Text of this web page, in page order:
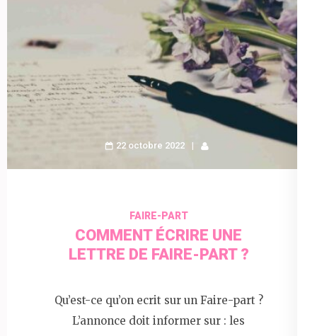
22 octobre 2022
FAIRE-PART
COMMENT ÉCRIRE UNE
LETTRE DE FAIRE-PART ?
Qu’est-ce qu’on ecrit sur un Faire-part ?
L’annonce doit informer sur : les